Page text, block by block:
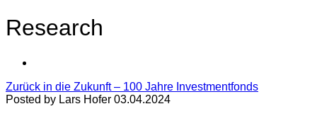
Research
Zurück in die Zukunft – 100 Jahre Investmentfonds
Posted by Lars Hofer 03.04.2024